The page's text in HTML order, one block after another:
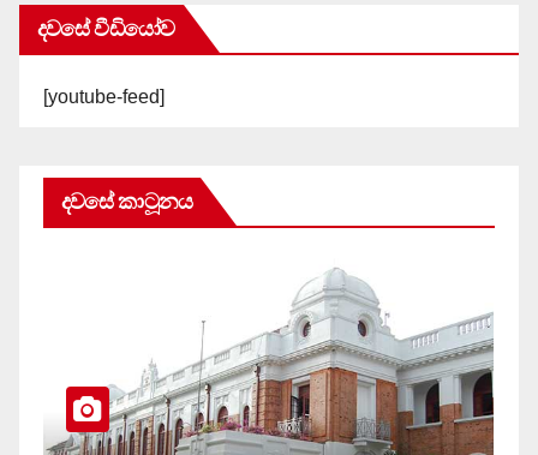
දවසේ වීඩියෝව
[youtube-feed]
දවසේ කාටූනය